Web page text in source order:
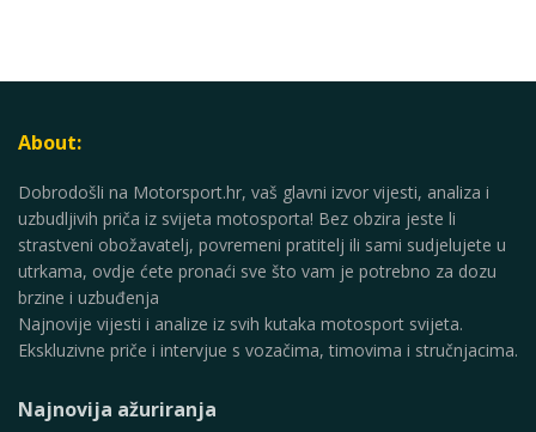
About:
Dobrodošli na Motorsport.hr, vaš glavni izvor vijesti, analiza i
uzbudljivih priča iz svijeta motosporta! Bez obzira jeste li
strastveni obožavatelj, povremeni pratitelj ili sami sudjelujete u
utrkama, ovdje ćete pronaći sve što vam je potrebno za dozu
brzine i uzbuđenja
Najnovije vijesti i analize iz svih kutaka motosport svijeta.
Ekskluzivne priče i intervjue s vozačima, timovima i stručnjacima.
Najnovija ažuriranja